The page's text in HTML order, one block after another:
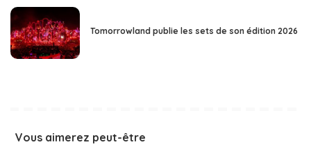
Tomorrowland publie les sets de son édition 2026
Vous aimerez peut-être